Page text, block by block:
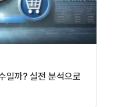
일까? 실전 분석으로